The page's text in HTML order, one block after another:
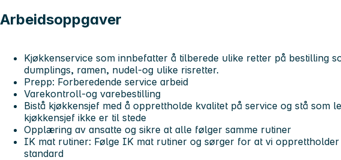
Arbeidsoppgaver
Kjøkkenservice som innbefatter å tilberede ulike retter på bestilling
dumplings, ramen, nudel-og ulike risretter.
Prepp: Forberedende service arbeid
Varekontroll-og varebestilling
Bistå kjøkkensjef med å opprettholde kvalitet på service og stå som
kjøkkensjef ikke er til stede
Opplæring av ansatte og sikre at alle følger samme rutiner
IK mat rutiner: Følge IK mat rutiner og sørger for at vi
standard